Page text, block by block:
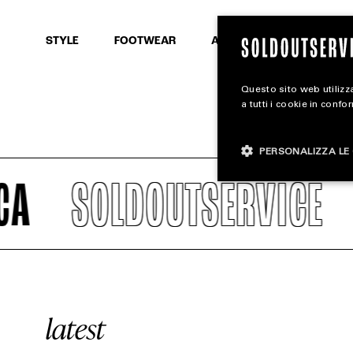
STYLE FOOTWEAR ACCESSORIES
SEARCH
SOLDOUTSERVICE
latest
Questo sito web
a tutti i cookie in
PERSONALIZZA LE